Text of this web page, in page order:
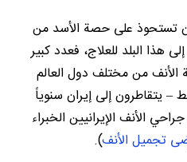
تستحوذ على حصة الأسد من
هذا البلد للعلاج، فعدد كبير
الأنف من مختلف دول العالم
يتقاطرون إلى إيران سنوياً
الأنف الإيرانيين الخبراء
تجميل الأنف).